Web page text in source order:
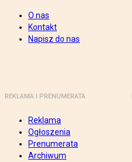
O nas
Kontakt
Napisz do nas
REKLAMA I PRENUMERATA
Reklama
Ogłoszenia
Prenumerata
Archiwum